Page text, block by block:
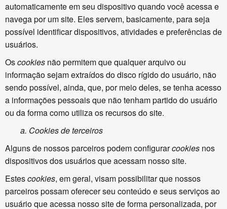
automaticamente em seu dispositivo quando você acessa e
navega por um site. Eles servem, basicamente, para seja
possível identificar dispositivos, atividades e preferências de
usuários.
Oscookies não permitem que qualquer arquivo ou
informação sejam extraídos do disco rígido do usuário, não
sendo possível, ainda, que, por meio deles, se tenha acesso
a informações pessoais que não tenham partido do usuário
ou da forma como utiliza os recursos do site.
a. Cookies de terceiros
Alguns de nossos parceiros podem configurarcookies nos
dispositivos dos usuários que acessam nosso site.
Estescookies, em geral, visam possibilitar que nossos
parceiros possam oferecer seu conteúdo e seus serviços ao
usuário que acessa nosso site de forma personalizada, por